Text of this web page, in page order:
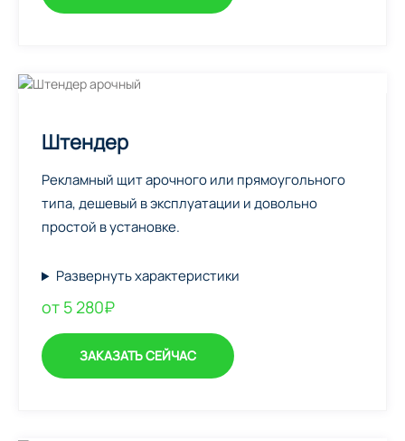
Штендер
Рекламный щит арочного или прямоугольного
типа, дешевый в эксплуатации и довольно
простой в установке.
Развернуть характеристики
от 5 280₽
ЗАКАЗАТЬ СЕЙЧАС